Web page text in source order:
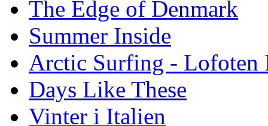
The Edge of Denmark
Summer Inside
Arctic Surfing - Lofoten
Days Like These
Vinter i Italien